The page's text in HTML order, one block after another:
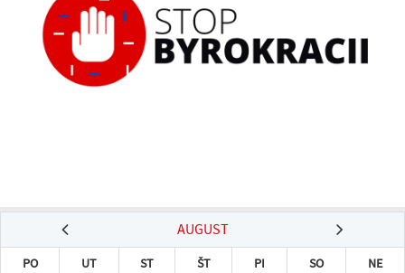
AUGUST
PO UT ST ŠT PI SO
NE